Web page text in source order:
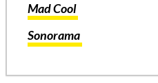
Mad Cool
Sonorama